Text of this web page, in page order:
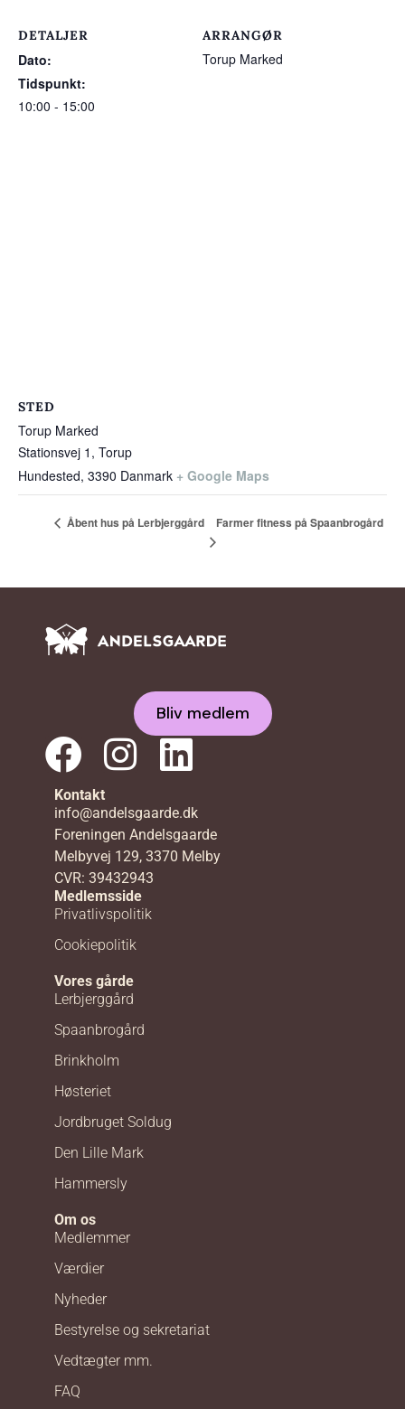
DETALJER
Dato:
Tidspunkt:
10:00 - 15:00
ARRANGØR
Torup Marked
STED
Torup Marked
Stationsvej 1, Torup
Hundested, 3390 Danmark + Google Maps
Åbent hus på Lerbjerggård Farmer fitness på Spaanbrogård
Bliv medlem
Kontakt
info@andelsgaarde.dk
Foreningen Andelsgaarde
Melbyvej 129, 3370 Melby
CVR: 39432943
Medlemsside
Privatlivspolitik
Cookiepolitik
Vores gårde
Lerbjerggård
Spaanbrogård
Brinkholm
Høsteriet
Jordbruget Soldug
Den Lille Mark
Hammersly
Om os
Medlemmer
Værdier
Nyheder
Bestyrelse og sekretariat
Vedtægter mm.
FAQ